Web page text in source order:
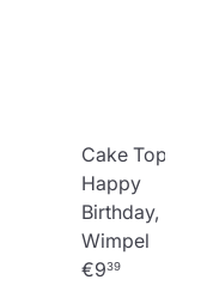
Cake Topper
Happy
Birthday,
Wimpel
€939